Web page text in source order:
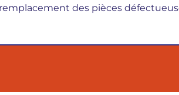
des pièces